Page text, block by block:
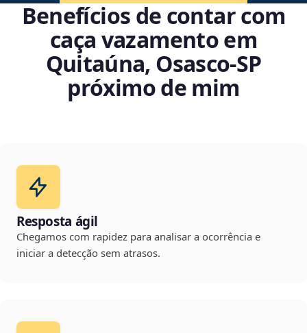
Benefícios de contar com
caça vazamento em
Quitaúna, Osasco‑SP
próximo de mim
Resposta ágil
Chegamos com rapidez para analisar a ocorrência e
iniciar a detecção sem atrasos.